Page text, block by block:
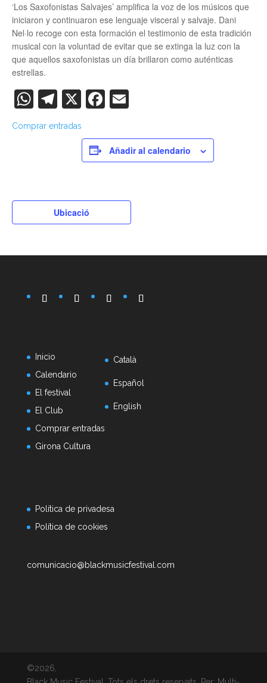
‘Los Saxofonistas Salvajes’ amplifica la voz de los músicos que
iniciaron y continuaron ese lenguaje visceral y salvaje. Dani
Nel·lo recoge con esta formación el testimonio de esta tradición
musical con la voluntad de evitar que se extinga la luz con la
que aquellos saxofonistas un día brillaron como auténticas
estrellas.
WhatsApp
Telegram
X Facebook
Comprar entradas
Añadir al calendario
Ubicació
Inicio
Calendario
El festival
El Club
Comprar entradas
Girona Cultura
Català
Español
English
Política de privadesa
Política de cookies
comunicacio@blackmusicfestival.com
©2026,